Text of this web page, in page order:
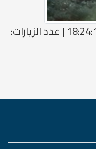
تاريخ الاضافة:-2021-03-28 18:24:11 | عدد الزيارات: